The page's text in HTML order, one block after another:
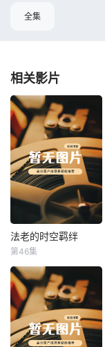
全集
相关影片
法老的时空羁绊
法老的时空羁绊
第46集